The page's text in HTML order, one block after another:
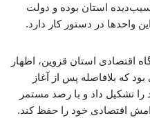
استان بوده و دولت
واحدها در دستور کار دارد.
اقتصادی استان قزوین، اظهار
که بلافاصله پس از آغاز
را تشکیل داد و با رصد مستمر
آرامش اقتصادی خود را حفظ کند.